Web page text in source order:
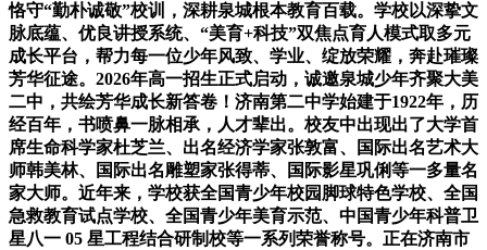
恪守“勤朴诚敬”校训，深耕泉城根本教育百载。学校以深挚文
脉底蕴、优良讲授系统、“美育+科技”双焦点育人模式取多元
成长平台，帮力每一位少年风致、学业、绽放荣耀，奔赴璀璨
芳华征途。2026年高一招生正式启动，诚邀泉城少年齐聚大美
二中，共绘芳华成长新答卷！济南第二中学始建于1922年，历
经百年，书喷鼻一脉相承，人才辈出。校友中出现出了大学首
席生命科学家杜芝兰、出名经济学家张敦富、国际出名艺术大
师韩美林、国际出名雕塑家张得蒂、国际影星巩俐等一多量名
家大师。近年来，学校获全国青少年校园脚球特色学校、全国
急救教育试点学校、全国青少年美育示范、中国青少年科普卫
星八一 05 星工程结合研制校等一系列荣誉称号。正在济南市